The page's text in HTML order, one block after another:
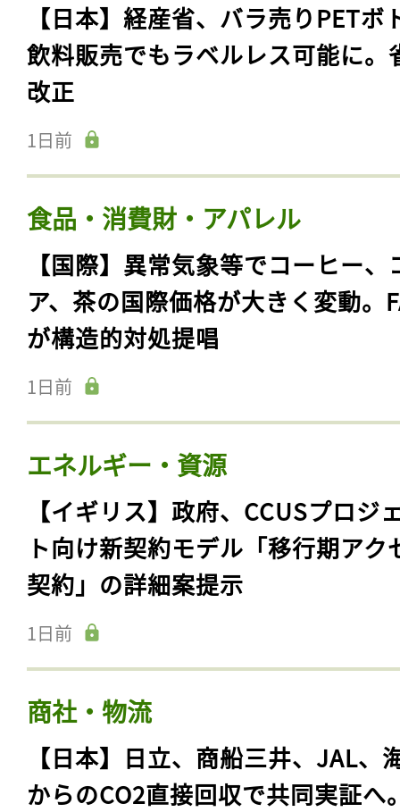
【日本】経産省、バラ売りPETボ
飲料販売でもラベルレス可能に。
改正
1日前
食品・消費財・アパレル
【国際】異常気象等でコーヒー、
ア、茶の国際価格が大きく変動。
が構造的対処提唱
1日前
エネルギー・資源
【イギリス】政府、CCUSプロジ
ト向け新契約モデル「移行期アク
契約」の詳細案提示
1日前
商社・物流
【日本】日立、商船三井、JAL、
からのCO2直接回収で共同実証へ